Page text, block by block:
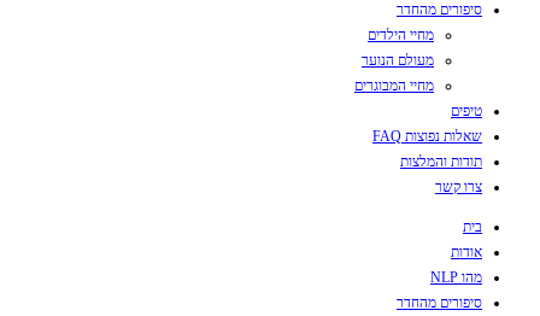
סיפורים מהחדר
מחיי הילדים
מעולם הנוער
מחיי המבוגרים
טיפים
שאלות נפוצות FAQ
תודות והמלצות
צרו קשר
בית
אודות
מהו NLP
סיפורים מהחדר